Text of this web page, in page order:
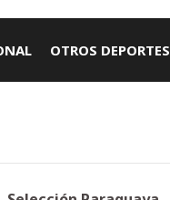
OTROS DEPORTES